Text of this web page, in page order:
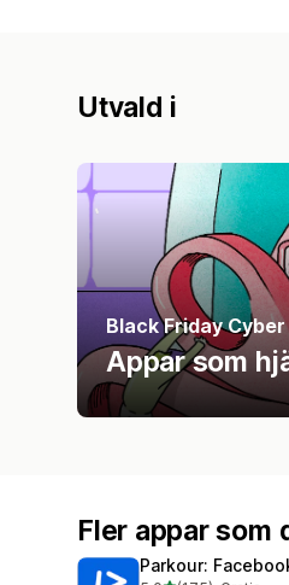
Utvald i
Black Friday
Appar som
Fler appar som
Parkour: